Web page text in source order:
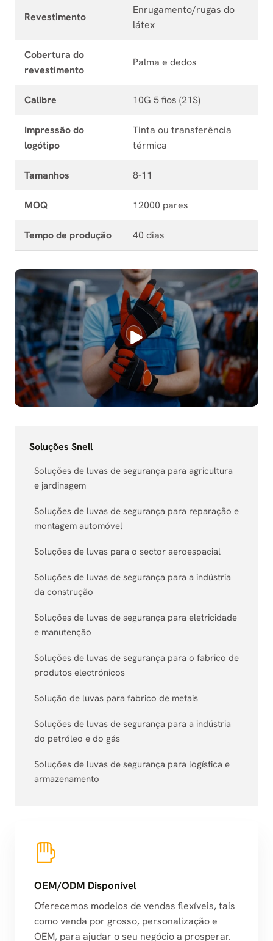
Revestimento
Enrugamento/rugas do
látex
Cobertura do
revestimento
Palma e dedos
Calibre 10G 5 fios (21S)
Impressão do
logótipo
Tinta ou transferência
térmica
Tamanhos 8-11
MOQ 12000 pares
Tempo de produção 40 dias
Soluções Snell
Soluções de luvas de segurança para agricultura
e jardinagem
Soluções de luvas de segurança para reparação e
montagem automóvel
Soluções de luvas para o sector aeroespacial
Soluções de luvas de segurança para a indústria
da construção
Soluções de luvas de segurança para eletricidade
e manutenção
Soluções de luvas de segurança para o fabrico de
produtos electrónicos
Solução de luvas para fabrico de metais
Soluções de luvas de segurança para a indústria
do petróleo e do gás
Soluções de luvas de segurança para logística e
armazenamento
OEM/ODM Disponível
Oferecemos modelos de vendas flexíveis, tais
como venda por grosso, personalização e
OEM, para ajudar o seu negócio a prosperar.